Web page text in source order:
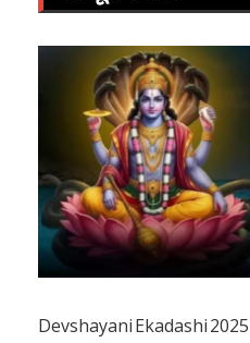
Devshayani Ekadashi 2025